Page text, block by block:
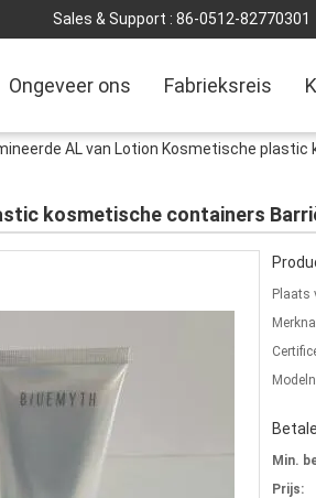
Sales & Support : 86-0512-82770301
Ongeveer ons Fabrieksreis
AL van Lotion Kosmetische
kosmetische containers
Plaats
Min.
Prijs: